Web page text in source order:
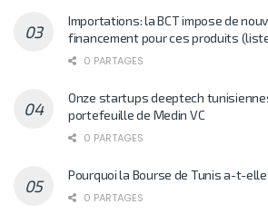
Importations: la BCT impose de
financement pour ces produits
0 PARTAGES
Onze startups deeptech
portefeuille de Medin VC
0 PARTAGES
Pourquoi la Bourse de Tunis a-t-
0 PARTAGES